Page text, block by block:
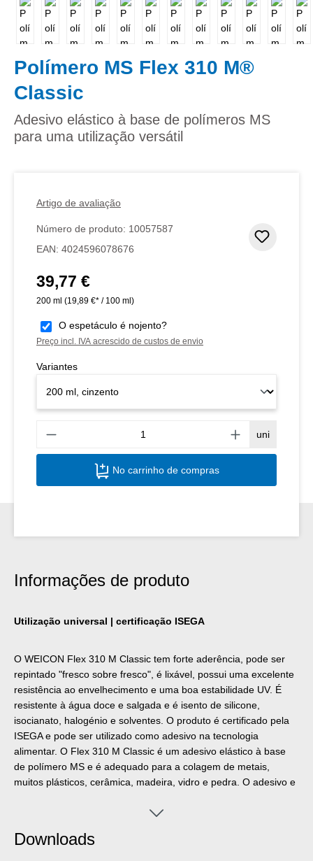
Polímero MS Flex 310 M®
Classic
Adesivo elástico à base de polímeros MS
para uma utilização versátil
Artigo de avaliação
Número de produto: 10057587
EAN: 4024596078676
Preço normal:
39,77 €
200 ml (19,89 €* / 100 ml)
O espetáculo é nojento?
Preço incl. IVA acrescido de custos de envio
Variantes
uni
No carrinho de compras
Informações de produto
Utilização universal | certificação ISEGA
O WEICON Flex 310 M Classic tem forte aderência, pode ser
repintado "fresco sobre fresco", é lixável, possui uma excelente
resistência ao envelhecimento e uma boa estabilidade UV. É
resistente à água doce e salgada e é isento de silicone,
isocianato, halogénio e solventes. O produto é certificado pela
ISEGA e pode ser utilizado como adesivo na tecnologia
alimentar. O Flex 310 M Classic é um adesivo elástico à base
de polímero MS e é adequado para a colagem de metais,
muitos plásticos, cerâmica, madeira, vidro e pedra. O adesivo e
construção de reservatórios e equipamentos, na construção de
climatização, na indústria elétrica, na construção de iates e
Downloads